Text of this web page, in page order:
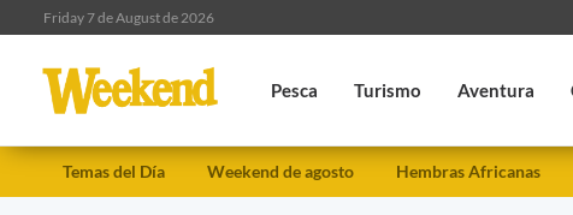
Friday 7 de August de 2026
Pesca Turismo Aventura
Temas del Día Weekend de agosto Hembras Africanas